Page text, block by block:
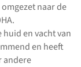
naar de
huid en vacht van
en heeft
andere